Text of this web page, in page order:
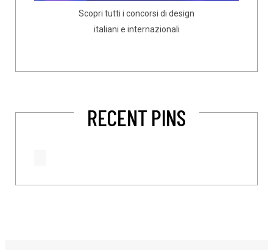
Scopri tutti i concorsi di design
italiani e internazionali
RECENT PINS